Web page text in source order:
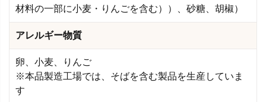
材料の一部に小麦・りんごを含む））、砂糖、胡椒）
アレルギー物質
卵、小麦、りんご
※本品製造工場では、そばを含む製品を生産していま
す